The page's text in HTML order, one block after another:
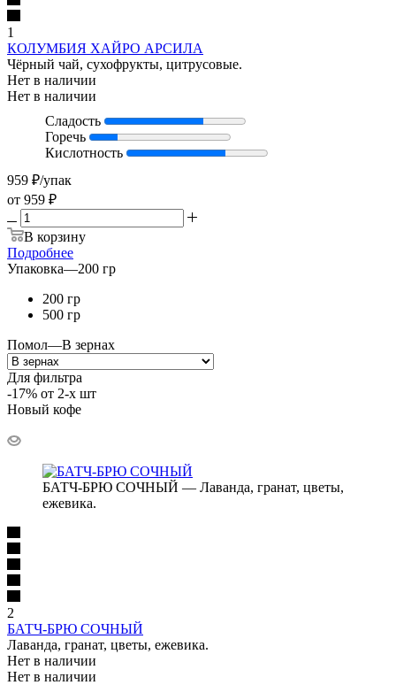
1
КОЛУМБИЯ ХАЙРО АРСИЛА
Чёрный чай, сухофрукты, цитрусовые.
Нет в наличии
Нет в наличии
Сладость
Горечь
Кислотность
959 ₽/упак
от 959 ₽
В корзину
Подробнее
Упаковка—200 гр
200 гр
500 гр
Помол—В зернах
Для фильтра
-17% от 2-х шт
Новый кофе
БАТЧ-БРЮ СОЧНЫЙ — Лаванда, гранат, цветы,
ежевика.
2
БАТЧ-БРЮ СОЧНЫЙ
Лаванда, гранат, цветы, ежевика.
Нет в наличии
Нет в наличии